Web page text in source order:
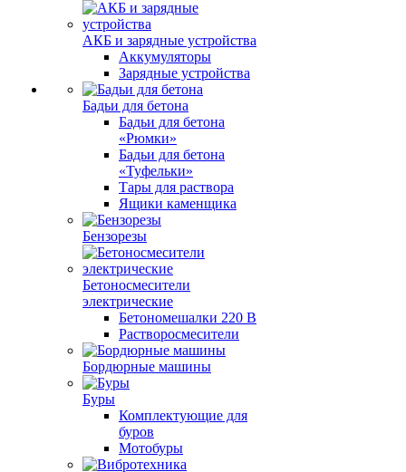
АКБ и зарядные устройства
Аккумуляторы
Зарядные устройства
Бадьи для бетона
Бадьи для бетона
«Рюмки»
Бадьи для бетона
«Туфельки»
Тары для раствора
Ящики каменщика
Бензорезы
Бетоносмесители
электрические
Бетономешалки 220 В
Растворосмесители
Бордюрные машины
Буры
Комплектующие для
буров
Мотобуры